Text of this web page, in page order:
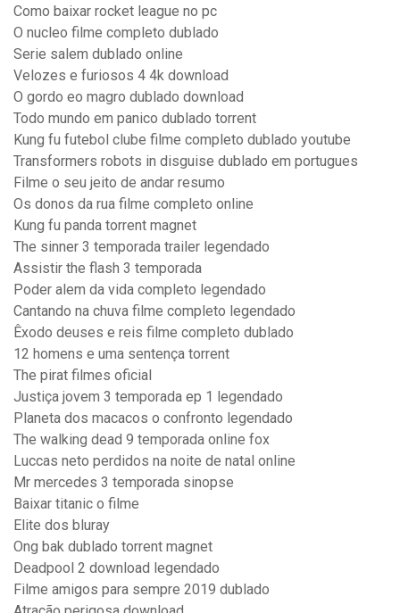
Como baixar rocket league no pc
O nucleo filme completo dublado
Serie salem dublado online
Velozes e furiosos 4 4k download
O gordo eo magro dublado download
Todo mundo em panico dublado torrent
Kung fu futebol clube filme completo dublado youtube
Transformers robots in disguise dublado em portugues
Filme o seu jeito de andar resumo
Os donos da rua filme completo online
Kung fu panda torrent magnet
The sinner 3 temporada trailer legendado
Assistir the flash 3 temporada
Poder alem da vida completo legendado
Cantando na chuva filme completo legendado
Êxodo deuses e reis filme completo dublado
12 homens e uma sentença torrent
The pirat filmes oficial
Justiça jovem 3 temporada ep 1 legendado
Planeta dos macacos o confronto legendado
The walking dead 9 temporada online fox
Luccas neto perdidos na noite de natal online
Mr mercedes 3 temporada sinopse
Baixar titanic o filme
Elite dos bluray
Ong bak dublado torrent magnet
Deadpool 2 download legendado
Filme amigos para sempre 2019 dublado